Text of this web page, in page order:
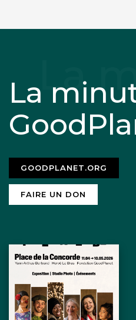
La
GOODPLANET.ORG
FAIRE UN DON